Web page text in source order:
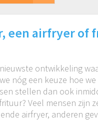
een airfryer of
ontwikkeling
nóg een keuze hoe
stellen dan ook
Veel mensen zijn
airfryer, anderen